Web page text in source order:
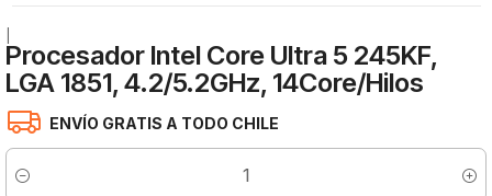
Procesador Intel Core Ultra 5 245KF,
LGA 1851, 4.2/5.2GHz, 14Core/Hilos
ENVÍO GRATIS A TODO CHILE
Cantidad